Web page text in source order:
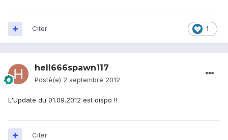
1
Citer
hell666spawn117
Posté(e) 2 septembre 2012
L'Update du 01.09.2012 est dispo !!
Citer